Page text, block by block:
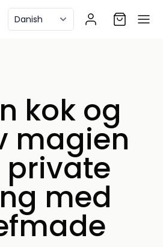
kok og
magien
private
med